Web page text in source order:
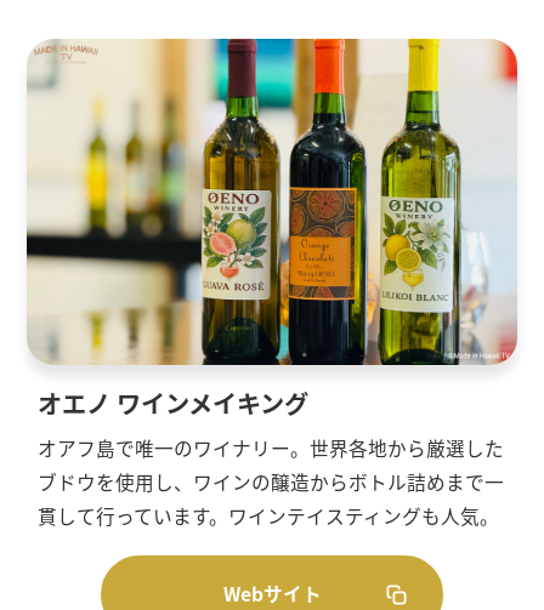
オエノ ワインメイキング
オアフ島で唯一のワイナリー。世界各地から厳選した
ブドウを使用し、ワインの醸造からボトル詰めまで一
貫して行っています。ワインテイスティングも人気。
Webサイト